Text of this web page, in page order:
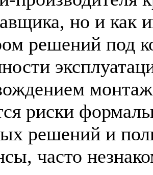
но и как
решений под
риски
решений и
часто